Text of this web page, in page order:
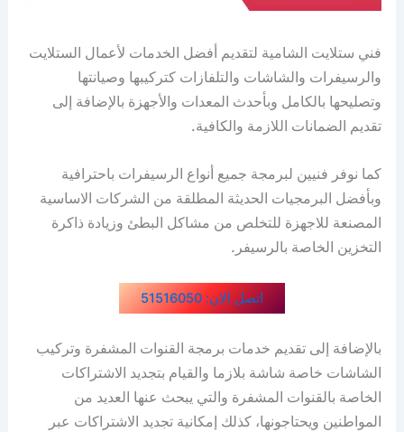
فني ستلايت الشامية لتقديم أفضل الخدمات لأعمال الستلايت
والرسيفرات والشاشات والتلفازات كتركيبها وصيانتها
وتصليحها بالكامل وبأحدث المعدات والأجهزة بالإضافة إلى
تقديم الضمانات اللازمة والكافية.
كما نوفر فنيين لبرمجة جميع أنواع الرسيفرات باحترافية
وبأفضل البرمجيات الحديثة المطلقة من الشركات الاساسية
المصنعة للاجهزة للتخلص من مشاكل البطئ وزيادة ذاكرة
التخزين الخاصة بالرسيفر.
اتصل الان: 51516050
بالإضافة إلى تقديم خدمات برمجة القنوات المشفرة وتركيب
الشاشات خاصة شاشة بلازما والقيام بتجديد الاشتراكات
الخاصة بالقنوات المشفرة والتي يبحث عنها العديد من
المواطنين ويحتاجونها، كذلك إمكانية تجديد الاشتراكات عبر